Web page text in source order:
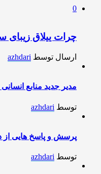
0
چرات ییلاق زیبای
ارسال توسط azhdari
مدیر جدید منابع
توسط azhdari
پرسش و پاسخ هایی از
توسط azhdari